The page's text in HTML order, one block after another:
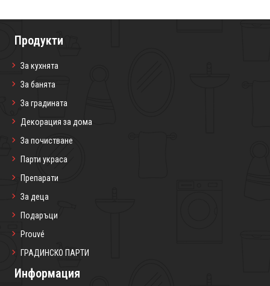
Продукти
За кухнята
За банята
За градината
Декорация за дома
За почистване
Парти украса
Препарати
За деца
Подаръци
Prouvé
ГРАДИНСКО ПАРТИ
Информация